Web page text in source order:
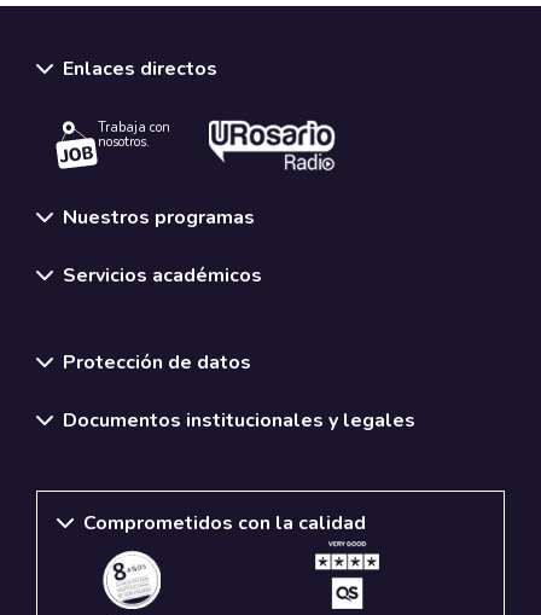
Enlaces directos
Trabaja con
nosotros.
Nuestros programas
Servicios académicos
Protección de datos
Documentos institucionales y legales
Comprometidos con la calidad